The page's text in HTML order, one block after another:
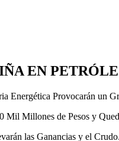
EN
Energética Provocarán un
Mil Millones de Pesos y
las Ganancias y el